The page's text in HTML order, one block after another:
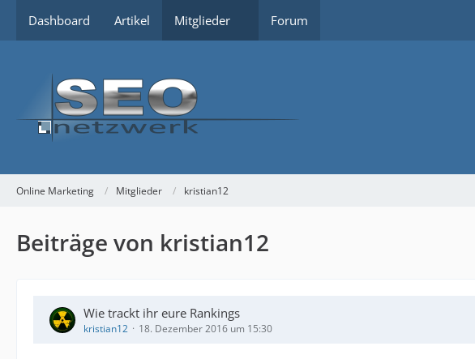
Dashboard Artikel Mitglieder Forum
Online Marketing Mitglieder kristian12
Beiträge von kristian12
Wie trackt ihr eure Rankings
kristian12 18. Dezember 2016 um 15:30